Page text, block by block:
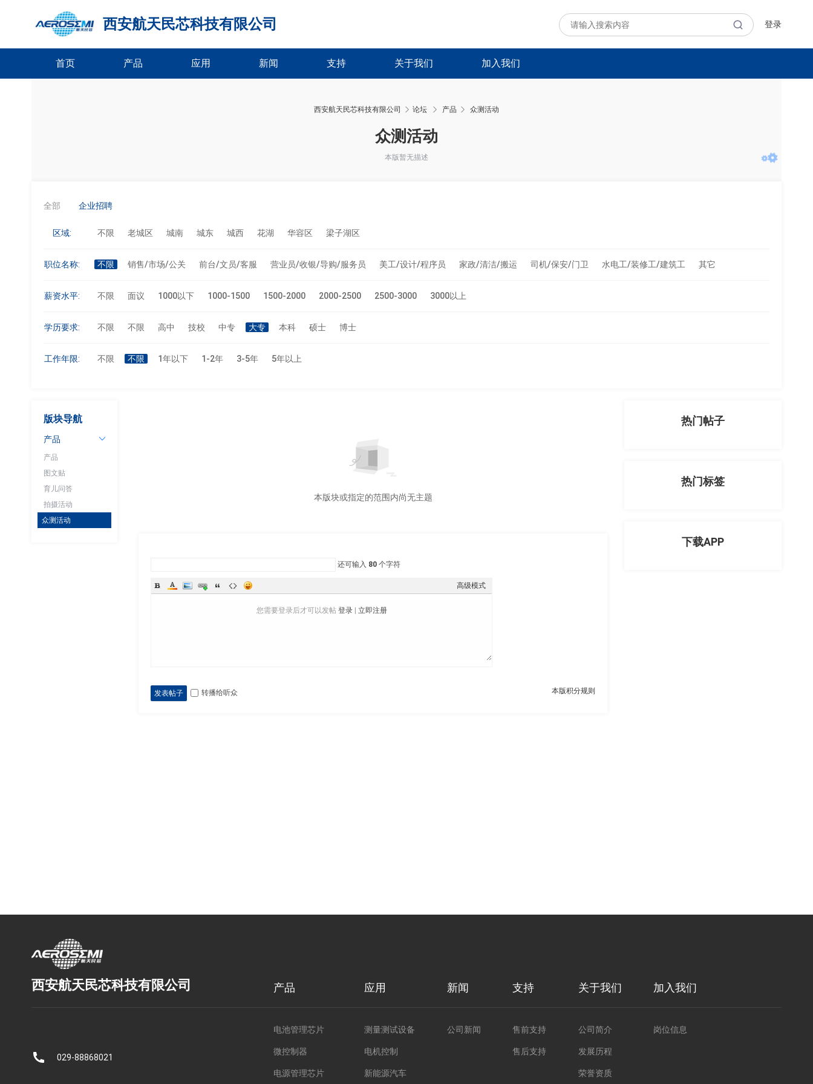
西安航天民芯科技有限公司 登录
首页 产品 应用 新闻 支持 关于我们 加入我们
西安航天民芯科技有限公司 论坛
›
产品 众测活动
众测活动
本版暂无描述
全部 企业招聘
区域: 不限 老城区 城南 城东 城西 花湖 华容区 梁子湖区
职位名称: 不限 销售/市场/公关 前台/文员/客服 营业员/收银/导购/服务员 美工/设计/程序员 家政/清洁/搬运 司机/保安/门卫 水电工/装修工/建筑工 其它
薪资水平: 不限 面议 1000以下 1000-1500 1500-2000 2000-2500 2500-3000 3000以上
学历要求: 不限 不限 高中 技校 中专 大专 本科 硕士 博士
工作年限: 不限 不限 1年以下 1-2年 3-5年 5年以上
版块导航
产品
产品
图文贴
育儿问答
拍摄活动
众测活动
本版块或指定的范围内尚无主题
还可输入 80 个字符
高级模式
您需要登录后才可以发帖 登录| 立即注册
本版积分规则
发表帖子 转播给听众
热门帖子
热门标签
下载APP
西安航天民芯科技有限公司
029-88868021
产品
电池管理芯片
微控制器
电源管理芯片
应用
测量测试设备
电机控制
新能源汽车
新闻
公司新闻
支持
售前支持
售后支持
关于我们
公司简介
发展历程
荣誉资质
加入我们
岗位信息